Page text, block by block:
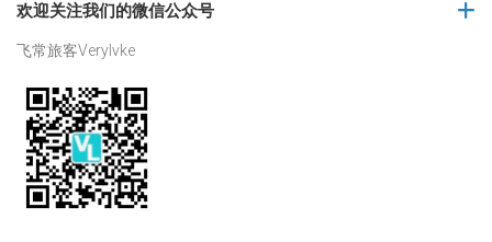
欢迎关注我们的微信公众号
飞常旅客Verylvke